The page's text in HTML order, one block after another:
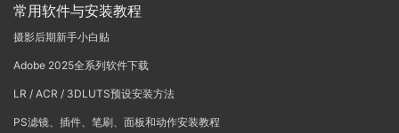
常用软件与安装教程
摄影后期新手小白贴
Adobe 2025全系列软件下载
LR / ACR / 3DLUTS预设安装方法
PS滤镜、插件、笔刷、面板和动作安装教程